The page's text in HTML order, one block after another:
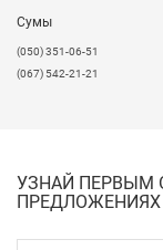
Сумы
(050) 351-06-51
(067) 542-21-21
УЗНАЙ ПЕРВЫМ
ПРЕДЛОЖЕНИЯХ